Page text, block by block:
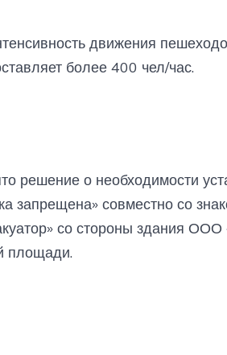
движения
более 400 чел/час.
решение о необходимости
запрещена» совместно со
со стороны здания ООО
площади.